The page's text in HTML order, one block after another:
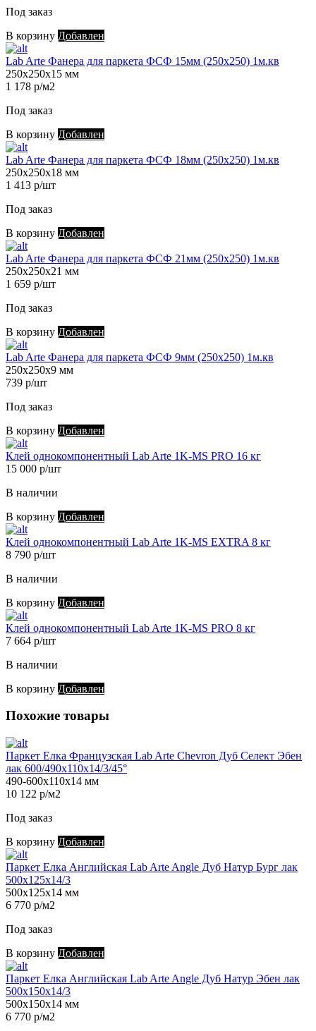
Под заказ
В корзину Добавлен
Lab Arte Фанера для паркета ФСФ 15мм (250х250) 1м.кв
250х250х15 мм
1 178 р/м2
Под заказ
В корзину Добавлен
Lab Arte Фанера для паркета ФСФ 18мм (250х250) 1м.кв
250х250х18 мм
1 413 р/шт
Под заказ
В корзину Добавлен
Lab Arte Фанера для паркета ФСФ 21мм (250х250) 1м.кв
250х250х21 мм
1 659 р/шт
Под заказ
В корзину Добавлен
Lab Arte Фанера для паркета ФСФ 9мм (250х250) 1м.кв
250х250х9 мм
739 р/шт
Под заказ
В корзину Добавлен
Клей однокомпонентный Lab Arte 1K-MS PRO 16 кг
15 000 р/шт
В наличии
В корзину Добавлен
Клей однокомпонентный Lab Arte 1K-MS EXTRA 8 кг
8 790 р/шт
В наличии
В корзину Добавлен
Клей однокомпонентный Lab Arte 1K-MS PRO 8 кг
7 664 р/шт
В наличии
В корзину Добавлен
Похожие товары
Паркет Елка Французская Lab Arte Chevron Дуб Селект Эбен
лак 600/490х110х14/3/45°
490-600х110х14 мм
10 122 р/м2
Под заказ
В корзину Добавлен
Паркет Елка Английская Lab Arte Angle Дуб Натур Бург лак
500х125х14/3
500х125х14 мм
6 770 р/м2
Под заказ
В корзину Добавлен
Паркет Елка Английская Lab Arte Angle Дуб Натур Эбен лак
500х150х14/3
500х150х14 мм
6 770 р/м2